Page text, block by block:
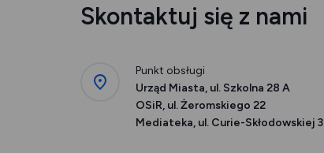
Skontaktuj się z nami
Punkt obsługi
Urząd Miasta, ul. Szkolna 28 A
OSiR, ul. Żeromskiego 22
Mediateka, ul. Curie-Skłodowskiej 3